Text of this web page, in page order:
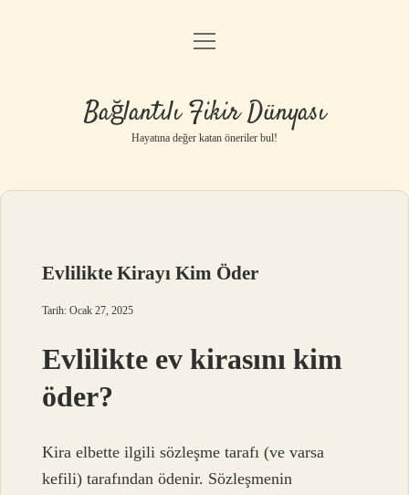
Anasayfa
Yasal Uyarı
menüyü
Bağlantılı Fikir Dünyası
Hayatına değer katan öneriler bul!
Evlilikte Kirayı Kim Öder
Tarih: Ocak 27, 2025
Evlilikte ev kirasını kim
öder?
Kira elbette ilgili sözleşme tarafı (ve varsa
kefili) tarafından ödenir. Sözleşmenin